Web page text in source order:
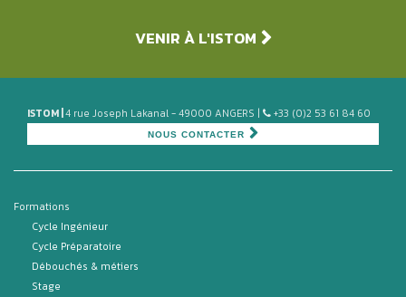
VENIR À L'ISTOM
ISTOM | 4 rue Joseph Lakanal - 49000 ANGERS | +33 (0)2 53 61 84 60
NOUS CONTACTER
Formations
Cycle Ingénieur
Cycle Préparatoire
Débouchés & métiers
Stage